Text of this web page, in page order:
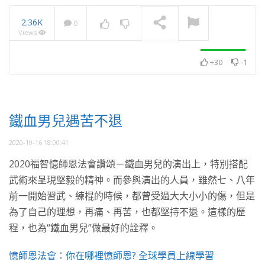
月光共學展 累積學習佛法
資糧 獻花藝 勤供養
2.36K
Views
0
+30 -1
鐵血男兒遇苦不退
2020-10-16 18:00:41
2020福智憶師恩法會讚頌－鐵血男兒的演出上，特別搭配
武術來呈現堅毅的精神。而參與演出的人員，雖然七、八年
前一開始習武、練棍的時候，都曾受過大大小小的傷，但是
為了自己的理想，再痛、再苦，也都堅持不退。這樣的歷
程，也為“鐵血男兒”做最好的詮釋。
憶師恩法會：你在哪裡憶師恩? 全球學員上線學習